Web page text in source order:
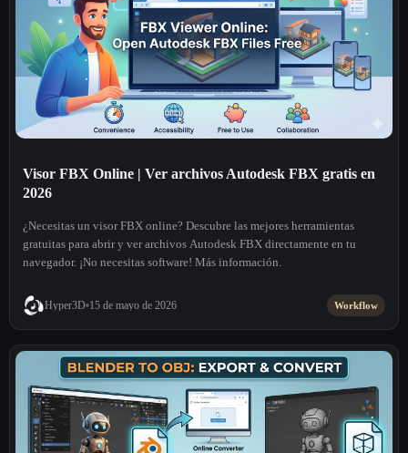
Visor FBX Online | Ver archivos Autodesk FBX gratis en
2026
¿Necesitas un visor FBX online? Descubre las mejores herramientas
gratuitas para abrir y ver archivos Autodesk FBX directamente en tu
navegador. ¡No necesitas software! Más información.
Hyper3D 15 de mayo de 2026 Workflow